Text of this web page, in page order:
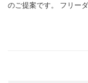
のご提案です。 フリー